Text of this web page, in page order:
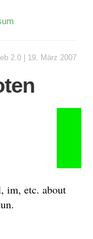
2.0 19. März 2007
im, etc. about